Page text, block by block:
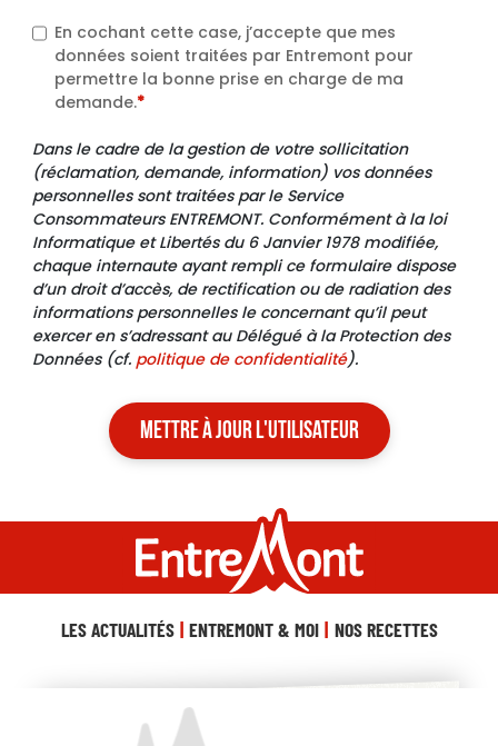
En cochant cette case, j’accepte que mes
données soient traitées par Entremont pour
permettre la bonne prise en charge de ma
demande.*
Dans le cadre de la gestion de votre sollicitation
(réclamation, demande, information) vos données
personnelles sont traitées par le Service
Consommateurs ENTREMONT. Conformément à la loi
Informatique et Libertés du 6 Janvier 1978 modifiée,
chaque internaute ayant rempli ce formulaire dispose
d’un droit d’accès, de rectification ou de radiation des
informations personnelles le concernant qu’il peut
exercer en s’adressant au Délégué à la Protection des
Données (cf. politique de confidentialité).
LES ACTUALITÉS ENTREMONT & MOI NOS RECETTES